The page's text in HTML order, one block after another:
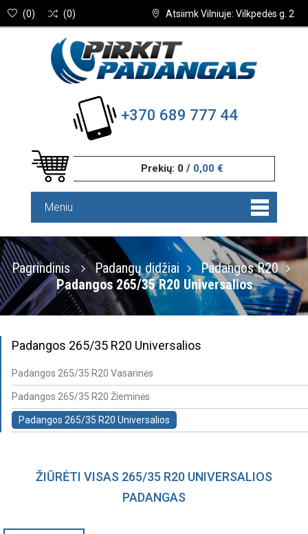
Atsiimk Vilniuje: Vilkpedės g. 2
(0) (0)
+370 689 777 44
Prekių: 0 / 0,00 €
Meniu
Pagrindinis Padangų didžiai
Padangos R20
Padangos 265/35 R20 Universalios
Padangos 265/35 R20 Universalios
Padangos 265/35 R20 Vasarinės
Padangos 265/35 R20 Žieminės
Padangos 265/35 R20 Universalios
ŽIŪRĖTI VISAS 265/35 R20 UNIVERSALIOS
PADANGAS